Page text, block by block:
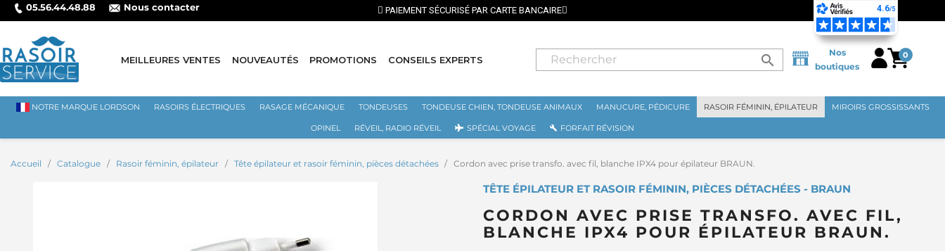
05.56.44.48.88 Nous contacter PAIEMENT SÉCURISÉ PAR CARTE BANCAIRE
MEILLEURES VENTES NOUVEAUTÉS PROMOTIONS CONSEILS EXPERTS search
Nos
boutiques
0
NOTRE MARQUE LORDSON RASOIRS ÉLECTRIQUES RASAGE MÉCANIQUE TONDEUSES TONDEUSE CHIEN, TONDEUSE ANIMAUX MANUCURE, PÉDICURE RASOIR FÉMININ, ÉPILATEUR MIROIRS GROSSISSANTS
OPINEL RÉVEIL, RADIO RÉVEIL SPÉCIAL VOYAGE FORFAIT RÉVISION
Accueil Catalogue Rasoir féminin, épilateur Tête épilateur et rasoir féminin, pièces détachées Cordon avec prise transfo. avec fil, blanche IPX4 pour épilateur BRAUN.
TÊTE ÉPILATEUR ET RASOIR FÉMININ, PIÈCES DÉTACHÉES - BRAUN
CORDON AVEC PRISE TRANSFO. AVEC FIL,
BLANCHE IPX4 POUR ÉPILATEUR BRAUN.